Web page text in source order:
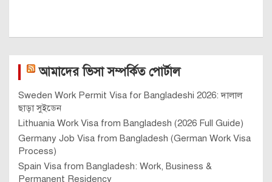
আমাদের ভিসা সম্পর্কিত পোর্টাল
Sweden Work Permit Visa for Bangladeshi 2026: দালাল
ছাড়া সুইডেন
Lithuania Work Visa from Bangladesh (2026 Full Guide)
Germany Job Visa from Bangladesh (German Work Visa
Process)
Spain Visa from Bangladesh: Work, Business &
Permanent Residency